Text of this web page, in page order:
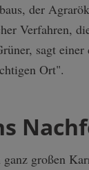
der
Verfahren,
sagt einer
Ort".
großen